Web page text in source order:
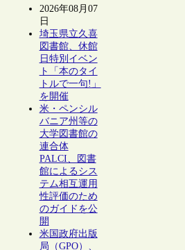
2026年08月07
日
埼玉県立久喜
図書館、休館
日特別イベン
ト「本のタイ
トルで一句!」
を開催
米・ペンシル
バニア州等の
大学図書館の
連合体
PALCI、図書
館によるシス
テム相互運用
性評価のため
のガイドを公
開
米国政府出版
局（GPO）、